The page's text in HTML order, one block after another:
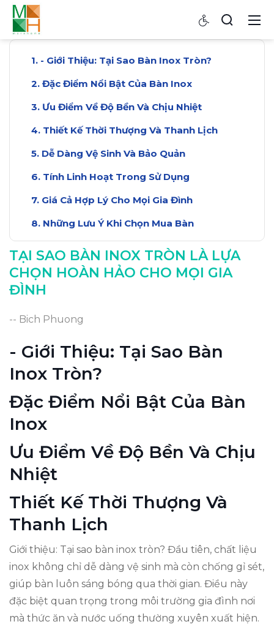
- Giới Thiệu: Tại Sao Bàn Inox Tròn?
Đặc Điểm Nổi Bật Của Bàn Inox
Ưu Điểm Về Độ Bền Và Chịu Nhiệt
Thiết Kế Thời Thượng Và Thanh Lịch
Dễ Dàng Vệ Sinh Và Bảo Quản
Tính Linh Hoạt Trong Sử Dụng
Giá Cả Hợp Lý Cho Mọi Gia Đình
Những Lưu Ý Khi Chọn Mua Bàn
Kết Luận: Lựa Chọn Thông Minh Nhất
TẠI SAO BÀN INOX TRÒN LÀ LỰA
CHỌN HOÀN HẢO CHO MỌI GIA
ĐÌNH
-- Bich Phuong
- Giới Thiệu: Tại Sao Bàn
Inox Tròn?
Đặc Điểm Nổi Bật Của Bàn
Inox
Ưu Điểm Về Độ Bền Và Chịu
Nhiệt
Thiết Kế Thời Thượng Và
Thanh Lịch
Giới thiệu: Tại sao bàn inox tròn? Đầu tiên, chất liệu
inox không chỉ dễ dàng vệ sinh mà còn chống gỉ sét,
giúp bàn luôn sáng bóng qua thời gian. Điều này
đặc biệt quan trọng trong môi trường gia đình nơi
mà thức ăn và nước uống thường xuyên xuất hiện.